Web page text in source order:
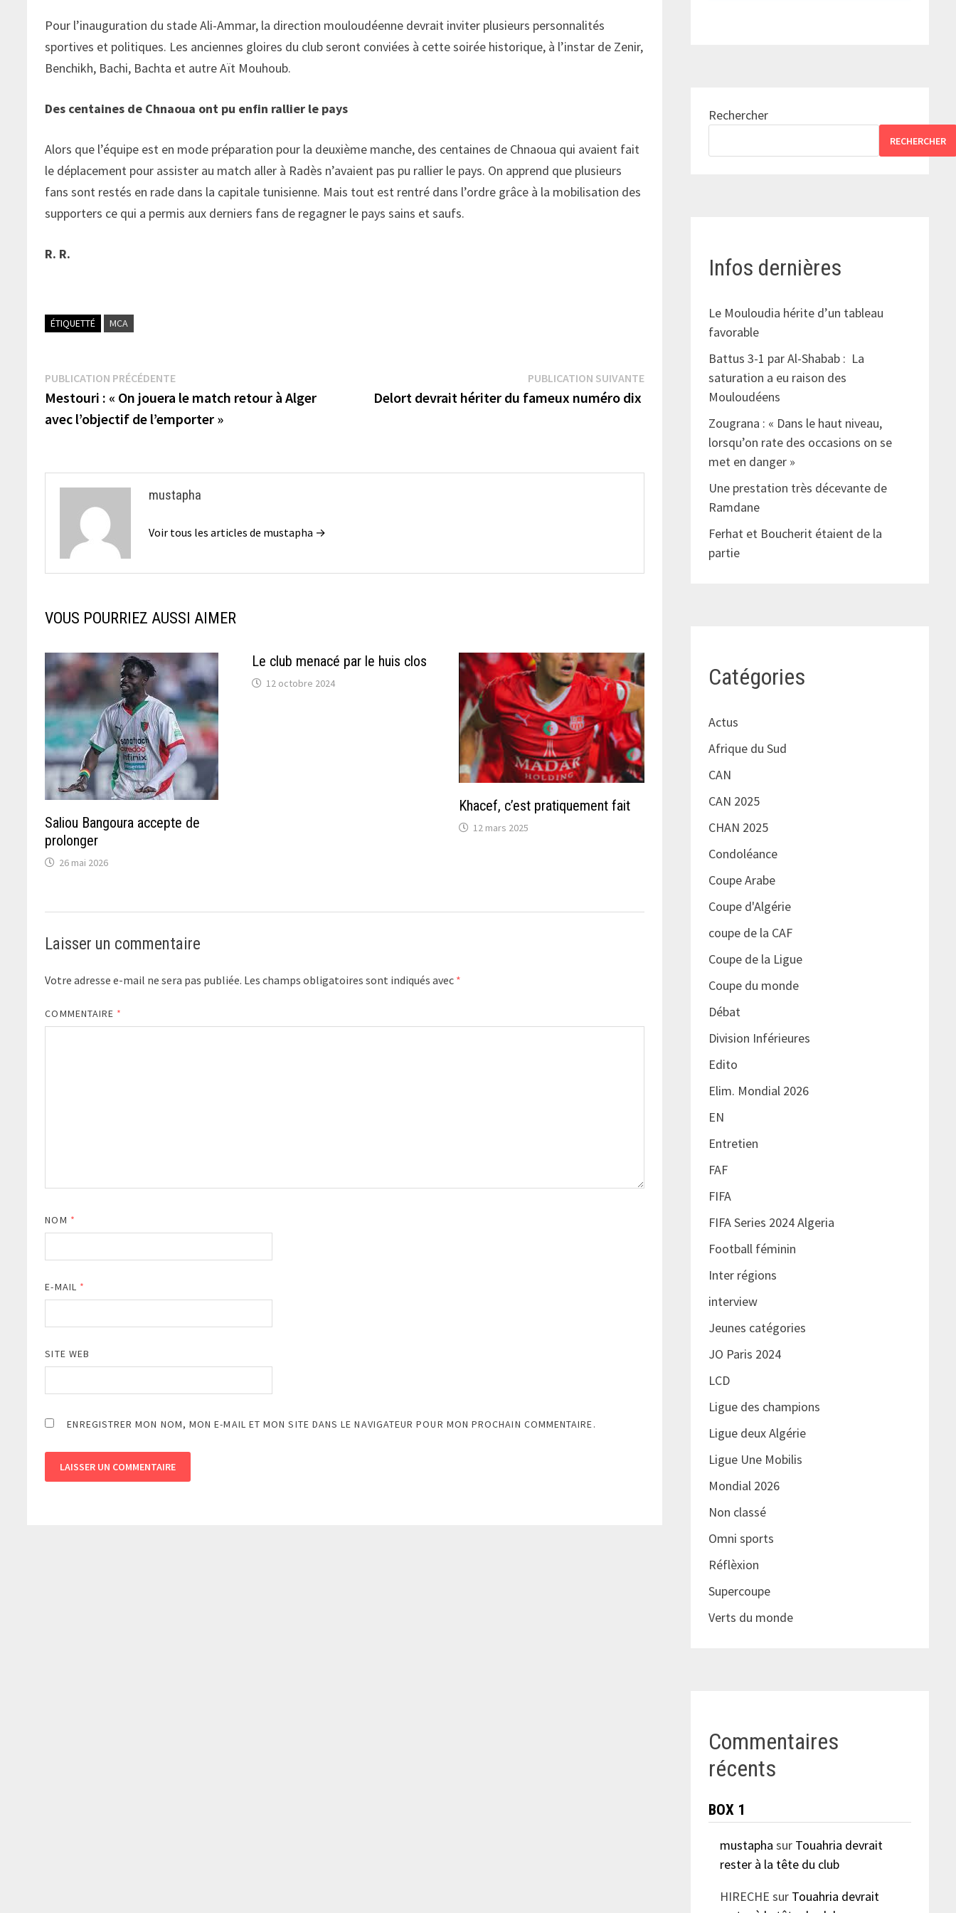
Pour l’inauguration du stade Ali-Ammar, la direction mouloudéenne devrait inviter plusieurs personnalités
sportives et politiques. Les anciennes gloires du club seront conviées à cette soirée historique, à l’instar de Zenir,
Benchikh, Bachi, Bachta et autre Aït Mouhoub.
Des centaines de Chnaoua ont pu enfin rallier le pays
Alors que l’équipe est en mode préparation pour la deuxième manche, des centaines de Chnaoua qui avaient fait
le déplacement pour assister au match aller à Radès n’avaient pas pu rallier le pays. On apprend que plusieurs
fans sont restés en rade dans la capitale tunisienne. Mais tout est rentré dans l’ordre grâce à la mobilisation des
supporters ce qui a permis aux derniers fans de regagner le pays sains et saufs.
R. R.
ÉTIQUETTÉ MCA
Navigation
de
l’article
PUBLICATION PRÉCÉDENTEPublication
précédente :
Mestouri : « On jouera le match retour à Alger
avec l’objectif de l’emporter »
PUBLICATION SUIVANTEPublication
Delort devrait hériter du fameux numéro dix
mustapha
Voir tous les articles de mustapha →
VOUS POURRIEZ AUSSI AIMER
Saliou Bangoura accepte de
prolonger
26 mai 2026
Le club menacé par le huis clos
12 octobre 2024
Khacef, c’est pratiquement fait
12 mars 2025
Laisser un commentaire
Votre adresse e-mail ne sera pas publiée. Les champs obligatoires sont indiqués avec *
COMMENTAIRE *
NOM *
E-MAIL *
SITE WEB
ENREGISTRER MON NOM, MON E-MAIL ET MON SITE DANS LE NAVIGATEUR POUR MON PROCHAIN COMMENTAIRE.
Rechercher
RECHERCHER
Infos dernières
Le Mouloudia hérite d’un tableau
favorable
Battus 3-1 par Al-Shabab : La
saturation a eu raison des
Mouloudéens
Zougrana : « Dans le haut niveau,
lorsqu’on rate des occasions on se
met en danger »
Une prestation très décevante de
Ramdane
Ferhat et Boucherit étaient de la
partie
Catégories
Actus
Afrique du Sud
CAN
CAN 2025
CHAN 2025
Condoléance
Coupe Arabe
Coupe d'Algérie
coupe de la CAF
Coupe de la Ligue
Coupe du monde
Débat
Division Inférieures
Edito
Elim. Mondial 2026
EN
Entretien
FAF
FIFA
FIFA Series 2024 Algeria
Football féminin
Inter régions
interview
Jeunes catégories
JO Paris 2024
LCD
Ligue des champions
Ligue deux Algérie
Ligue Une Mobilis
Mondial 2026
Non classé
Omni sports
Réflèxion
Supercoupe
Verts du monde
Commentaires
récents
BOX 1
mustapha sur Touahria devrait
rester à la tête du club
HIRECHE sur Touahria devrait